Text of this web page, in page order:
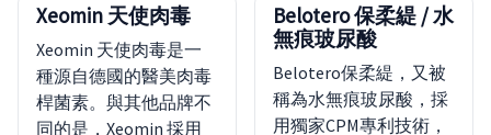
Xeomin 天使肉毒
Xeomin 天使肉毒是一
種源自德國的醫美肉毒
桿菌素。與其他品牌不
同的是，Xeomin 採用
Belotero 保柔緹 / 水
無痕玻尿酸
Belotero保柔緹，又被
稱為水無痕玻尿酸，採
用獨家CPM專利技術，